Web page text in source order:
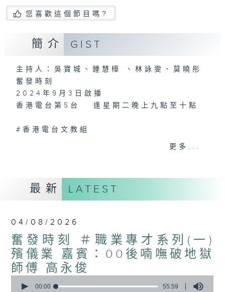
您喜歡這個節目嗎?
簡介 GIST
主持人：吳寶城、鍾慧樺 、林詠雯、莫曉彤
奮發時刻
2024年9月3日啟播
香港電台第5台 逢星期二晚上九點至十點
#香港電台文教組
更多...
最新 LATEST
04/08/2026
奮發時刻 ＃職業專才系列(一)
殯儀業 嘉賓：00後喃嘸破地獄
師傅 高永俊
seconds
00:00 55:59